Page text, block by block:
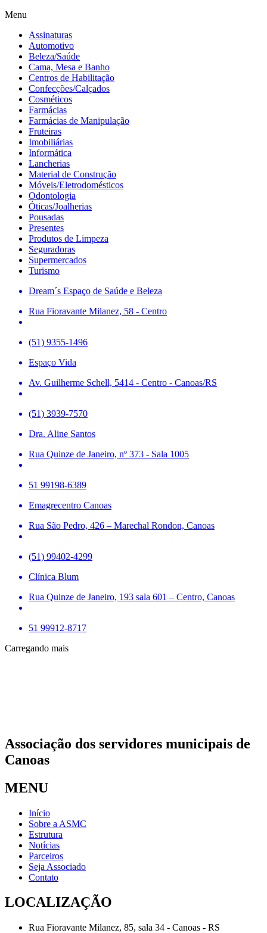
Menu
Assinaturas
Automotivo
Beleza/Saúde
Cama, Mesa e Banho
Centros de Habilitação
Confecções/Calçados
Cosméticos
Farmácias
Farmácias de Manipulação
Fruteiras
Imobiliárias
Informática
Lancherias
Material de Construção
Móveis/Eletrodomésticos
Odontologia
Óticas/Joalherias
Pousadas
Presentes
Produtos de Limpeza
Seguradoras
Supermercados
Turismo
Dream´s Espaço de Saúde e Beleza
Rua Fioravante Milanez, 58 - Centro
(51) 9355-1496
Espaço Vida
Av. Guilherme Schell, 5414 - Centro - Canoas/RS
(51) 3939-7570
Dra. Aline Santos
Rua Quinze de Janeiro, nº 373 - Sala 1005
51 99198-6389
Emagrecentro Canoas
Rua São Pedro, 426 – Marechal Rondon, Canoas
(51) 99402-4299
Clínica Blum
Rua Quinze de Janeiro, 193 sala 601 – Centro, Canoas
51 99912-8717
Carregando mais
Associação dos servidores municipais de
Canoas
MENU
Início
Sobre a ASMC
Estrutura
Notícias
Parceiros
Seja Associado
Contato
LOCALIZAÇÃO
Rua Fioravante Milanez, 85, sala 34 - Canoas - RS